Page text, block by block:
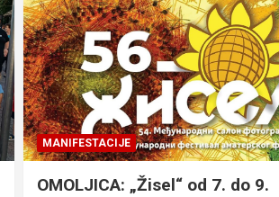
MANIFESTACIJE
OMOLJICA: „Žisel“ od 7. do 9.